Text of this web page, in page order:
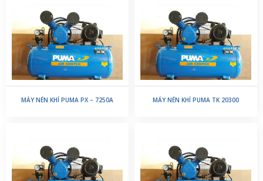
MÁY NÉN KHÍ PUMA PX – 7250A MÁY NÉN KHÍ PUMA TK 20300